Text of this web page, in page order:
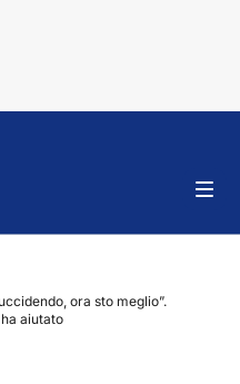
ora sto meglio”.
aiutato